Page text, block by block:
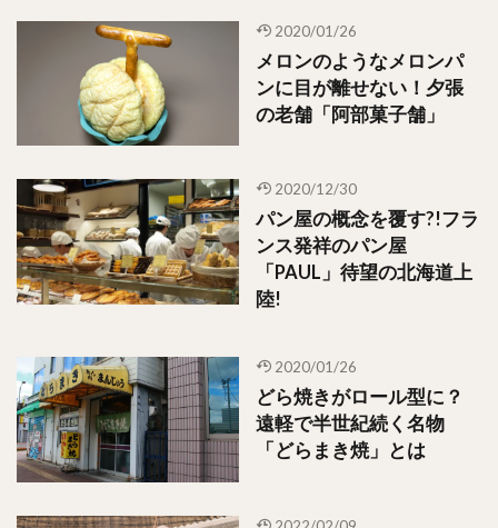
2020/01/26
メロンのようなメロンパ
ンに目が離せない！夕張
の老舗「阿部菓子舗」
2020/12/30
パン屋の概念を覆す?!フラ
ンス発祥のパン屋
「PAUL」待望の北海道上
陸!
2020/01/26
どら焼きがロール型に？
遠軽で半世紀続く名物
「どらまき焼」とは